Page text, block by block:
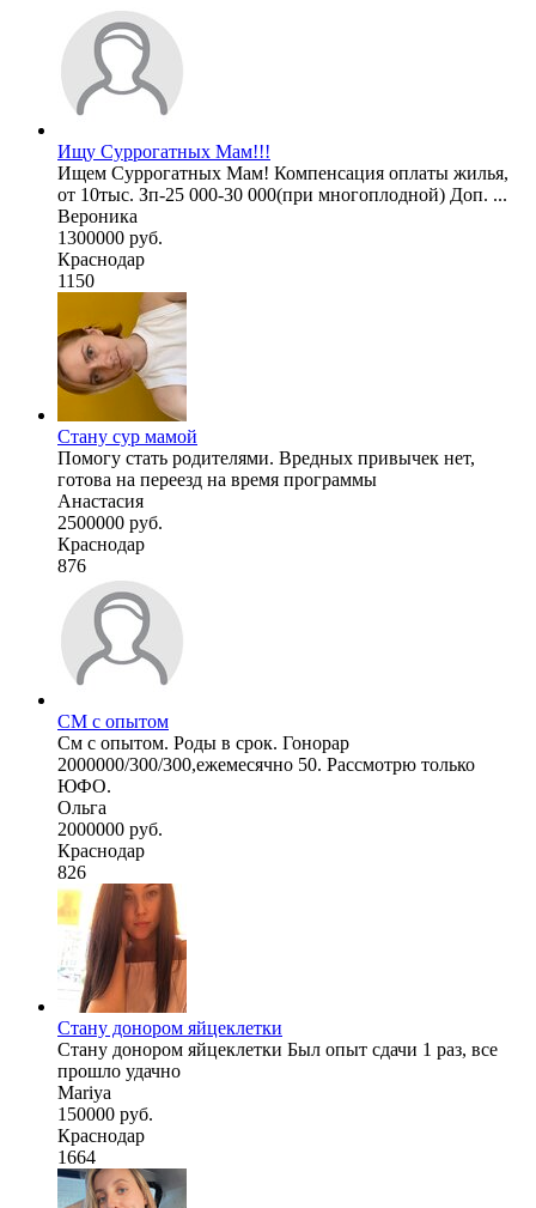
Ищу Суррогатных Мам!!!
Ищем Суррогатных Мам! Компенсация оплаты жилья,
от 10тыс. Зп-25 000-30 000(при многоплодной) Доп. ...
Вероника
1300000 руб.
Краснодар
1150
Стану сур мамой
Помогу стать родителями. Вредных привычек нет,
готова на переезд на время программы
Анастасия
2500000 руб.
Краснодар
876
СМ с опытом
См с опытом. Роды в срок. Гонорар
2000000/300/300,ежемесячно 50. Рассмотрю только
ЮФО.
Ольга
2000000 руб.
Краснодар
826
Стану донором яйцеклетки
Стану донором яйцеклетки Был опыт сдачи 1 раз, все
прошло удачно
Mariya
150000 руб.
Краснодар
1664